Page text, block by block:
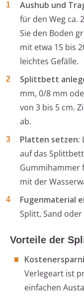
Aushub und
für den Weg ca.
Sie den Boden
mit etwa 15 bis
leichtes Gefälle.
Splittbett
mm, 0/8 mm
von 3 bis 5 cm.
ab.
Platten setzen:
auf das
Gummihammer
mit der
Fugenmaterial
Splitt, Sand
Vorteile der
Verlegeart ist
einfachen